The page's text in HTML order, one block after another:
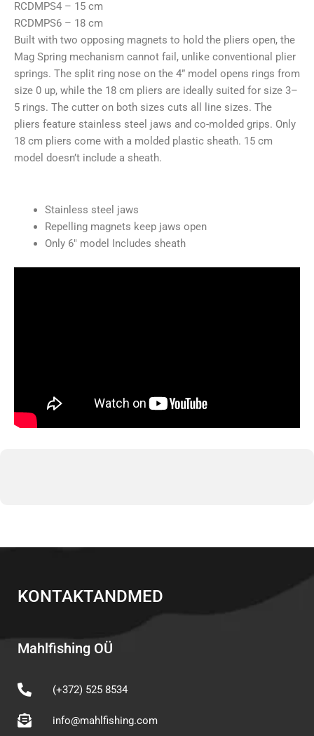
RCDMPS4 – 15 cm
RCDMPS6 – 18 cm
Built with two opposing magnets to hold the pliers open, the
Mag Spring mechanism cannot fail, unlike conventional plier
springs. The split ring nose on the 4” model opens rings from
size 0 up, while the 18 cm pliers are ideally suited for size 3–
5 rings. The cutter on both sizes cuts all line sizes. The
pliers feature stainless steel jaws and co-molded grips. Only
18 cm pliers come with a molded plastic sheath. 15 cm
model doesn’t include a sheath.
Stainless steel jaws
Repelling magnets keep jaws open
Only 6″ model Includes sheath
KONTAKTANDMED
Mahlfishing OÜ
(+372) 525 8534
info@mahlfishing.com